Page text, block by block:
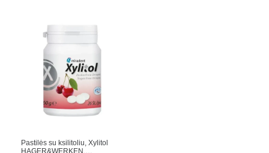
Pastilės su ksilitoliu, Xylitol